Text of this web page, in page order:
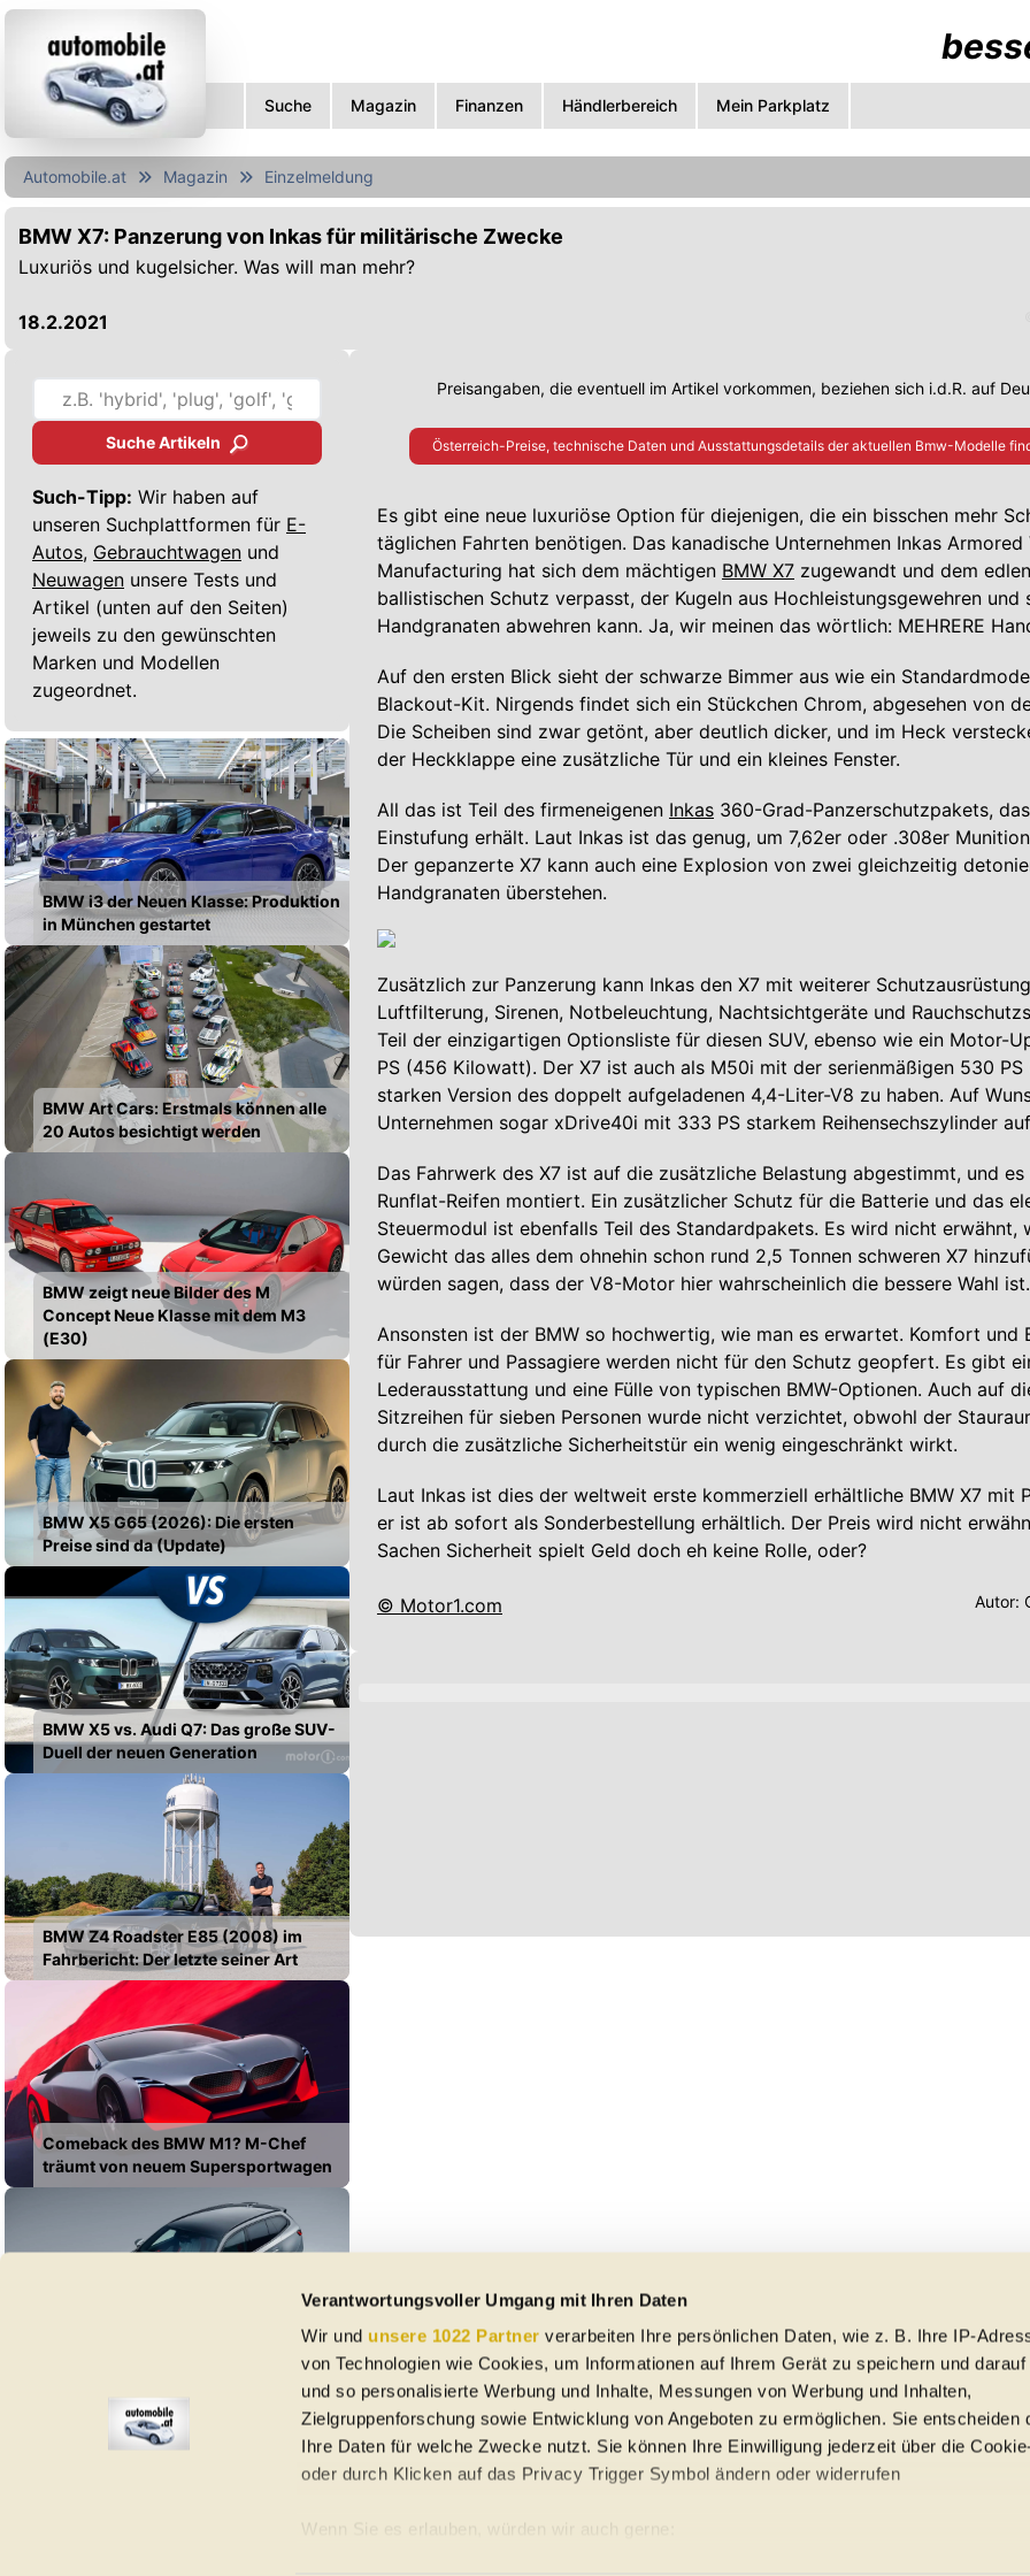
Verantwortungsvoller Umgang mit Ihren Daten
Wir und unsere 1022 Partner verarbeiten Ihre persönlichen Daten, wie z. B. Ihre IP-
von Technologien wie Cookies, um Informationen auf Ihrem Gerät zu speichern und
und so personalisierte Werbung und Inhalte, Messungen von Werbung und Inhalten,
Zielgruppenforschung sowie Entwicklung von Angeboten zu ermöglichen. Sie entscheiden
Ihre Daten für welche Zwecke nutzt. Sie können Ihre Einwilligung jederzeit über die
oder durch Klicken auf das Privacy Trigger Symbol ändern oder widerrufen
Wenn Sie es erlauben, würden wir auch gerne:
Suche Magazin Finanzen Händlerbereich Mein Parkplatz
Automobile.at Magazin Einzelmeldung
BMW X7: Panzerung von Inkas für militärische Zwecke
Luxuriös und kugelsicher. Was will man mehr?
18.2.2021
Suche Artikeln
Such-Tipp: Wir haben auf
unseren Suchplattformen für E-
Autos, Gebrauchtwagen und
Neuwagen unsere Tests und
Artikel (unten auf den Seiten)
jeweils zu den gewünschten
Marken und Modellen
zugeordnet.
BMW i3 der Neuen Klasse: Produktion
in München gestartet
BMW Art Cars: Erstmals können alle
20 Autos besichtigt werden
BMW zeigt neue Bilder des M
Concept Neue Klasse mit dem M3
(E30)
BMW X5 G65 (2026): Die ersten
Preise sind da (Update)
BMW X5 vs. Audi Q7: Das große SUV-
Duell der neuen Generation
BMW Z4 Roadster E85 (2008) im
Fahrbericht: Der letzte seiner Art
Comeback des BMW M1? M-Chef
träumt von neuem Supersportwagen
Preisangaben, die eventuell im Artikel vorkommen, beziehen sich i.d.R. auf
Österreich-Preise, technische Daten und Ausstattungsdetails der aktuellen Bmw-Modelle
Es gibt eine neue luxuriöse Option für diejenigen, die ein bisschen mehr
täglichen Fahrten benötigen. Das kanadische Unternehmen Inkas Armored
Manufacturing hat sich dem mächtigen BMW X7 zugewandt und dem
ballistischen Schutz verpasst, der Kugeln aus Hochleistungsgewehren und
Handgranaten abwehren kann. Ja, wir meinen das wörtlich: MEHRERE
Auf den ersten Blick sieht der schwarze Bimmer aus wie ein
Blackout-Kit. Nirgends findet sich ein Stückchen Chrom, abgesehen von
Die Scheiben sind zwar getönt, aber deutlich dicker, und im Heck
der Heckklappe eine zusätzliche Tür und ein kleines Fenster.
All das ist Teil des firmeneigenen Inkas 360-Grad-Panzerschutzpakets,
Einstufung erhält. Laut Inkas ist das genug, um 7,62er oder .308er
Der gepanzerte X7 kann auch eine Explosion von zwei gleichzeitig
Handgranaten überstehen.
Zusätzlich zur Panzerung kann Inkas den X7 mit weiterer
Luftfilterung, Sirenen, Notbeleuchtung, Nachtsichtgeräte und
Teil der einzigartigen Optionsliste für diesen SUV, ebenso wie ein Motor-
PS (456 Kilowatt). Der X7 ist auch als M50i mit der serienmäßigen 530 PS
starken Version des doppelt aufgeladenen 4,4-Liter-V8 zu haben. Auf
Unternehmen sogar xDrive40i mit 333 PS starkem Reihensechszylinder
Das Fahrwerk des X7 ist auf die zusätzliche Belastung abgestimmt, und
Runflat-Reifen montiert. Ein zusätzlicher Schutz für die Batterie und das
Steuermodul ist ebenfalls Teil des Standardpakets. Es wird nicht erwähnt,
Gewicht das alles dem ohnehin schon rund 2,5 Tonnen schweren X7
würden sagen, dass der V8-Motor hier wahrscheinlich die bessere Wahl ist.
Ansonsten ist der BMW so hochwertig, wie man es erwartet. Komfort und
für Fahrer und Passagiere werden nicht für den Schutz geopfert. Es gibt
Lederausstattung und eine Fülle von typischen BMW-Optionen. Auch auf
Sitzreihen für sieben Personen wurde nicht verzichtet, obwohl der
durch die zusätzliche Sicherheitstür ein wenig eingeschränkt wirkt.
Laut Inkas ist dies der weltweit erste kommerziell erhältliche BMW X7 mit
er ist ab sofort als Sonderbestellung erhältlich. Der Preis wird nicht
Sachen Sicherheit spielt Geld doch eh keine Rolle, oder?
© Motor1.com Autor: